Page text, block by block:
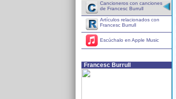
Cancioneros con canciones
de Francesc Burrull
Artículos relacionados con
Francesc Burrull
Escúchalo en Apple Music
Francesc Burrull